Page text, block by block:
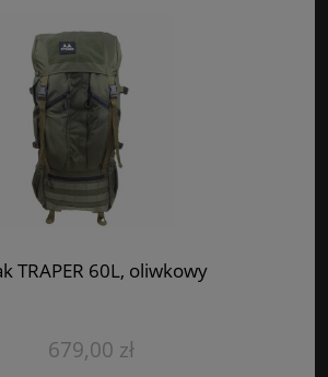
TRAPER 60L, oliwkowy
679,00 zł